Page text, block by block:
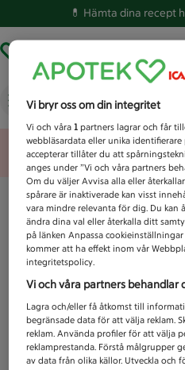
💊 Hämta dina recept
Vad letar du efter
Vi bryr oss om din integritet
Vi och våra1 partners lagrar och får
webbläsardata eller unika
accepterar tillåter du att
anges under ”Vi och våra partners
Om du väljer Avvisa alla eller
spårare är inaktiverade kan visst
vara mindre relevanta för dig. Du
ändra dina val eller återkalla ditt
på länken Anpassa
kommer att ha effekt inom vår
integritetspolicy.
Vi och våra partners
Lagra och/eller få åtkomst till
begränsade data för att välja reklam.
reklam. Använda profiler för att välja
reklamprestanda. Förstå målgrupper
av data från olika källor. Utveckla och